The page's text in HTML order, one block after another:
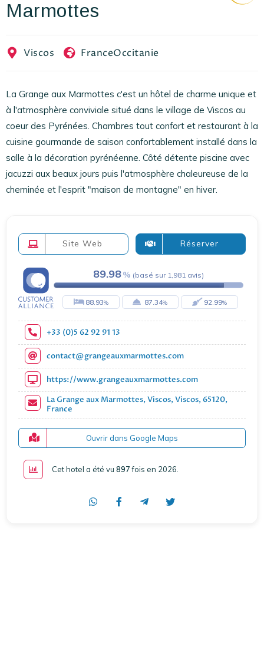
Marmottes
Viscos FranceOccitanie
La Grange aux Marmottes c'est un hôtel de charme unique et
à l'atmosphère conviviale situé dans le village de Viscos au
coeur des Pyrénées. Chambres tout confort et restaurant à la
cuisine gourmande de saison confortablement installé dans la
salle à la décoration pyrénéenne. Côté détente piscine avec
jacuzzi aux beaux jours puis l'atmosphère chaleureuse de la
cheminée et l'esprit "maison de montagne" en hiver.
Site Web Réserver
89.98 (basé sur 1,981 avis)
88.93 87.34 92.99
+33 (0)5 62 92 91 13
contact@grangeauxmarmottes.com
https://www.grangeauxmarmottes.com
La Grange aux Marmottes, Viscos, Viscos, 65120,
France
Ouvrir dans Google Maps
Cet hotel a été vu 897fois en 2026